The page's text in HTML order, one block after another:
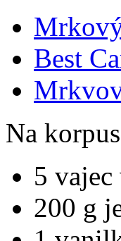
Best
Na
5
200 g